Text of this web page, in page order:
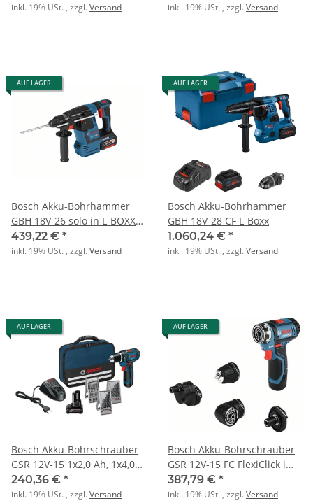
inkl. 19% USt. , zzgl.Versand inkl. 19% USt. , zzgl.Versand
AUF LAGER
Bosch Akku-Bohrhammer
GBH 18V-26 solo in L-BOXX
Kat.B
439,22 € *
inkl. 19% USt. , zzgl.Versand
AUF LAGER
Bosch Akku-Bohrhammer
GBH 18V-28 CF L-Boxx
1.060,24 € *
inkl. 19% USt. , zzgl.Versand
AUF LAGER
Bosch Akku-Bohrschrauber
GSR 12V-15 1x2,0 Ah, 1x4,0
Ah ZB Tasche
240,36 € *
inkl. 19% USt. , zzgl.Versand
AUF LAGER
Bosch Akku-Bohrschrauber
GSR 12V-15 FC FlexiClick im
Set
387,79 € *
inkl. 19% USt. , zzgl.Versand